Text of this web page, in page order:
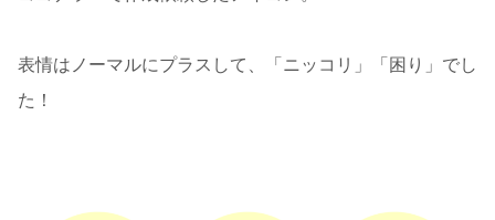
表情はノーマルにプラスして、「ニッコリ」「困り」でし
た！